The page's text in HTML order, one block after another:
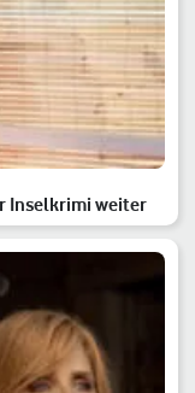
Inselkrimi weiter